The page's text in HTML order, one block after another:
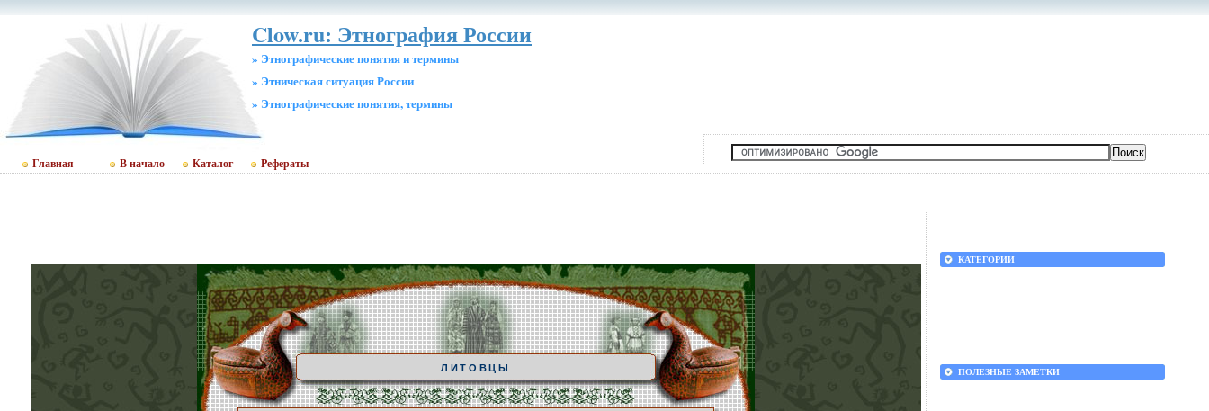
Clow.ru: Этнография России
» Этнографические понятия и термины
» Этническая ситуация России
» Этнографические понятия, термины
Главная В начало Каталог Рефераты
ЛИТОВЦЫ
КАТЕГОРИИ
ПОЛЕЗНЫЕ ЗАМЕТКИ